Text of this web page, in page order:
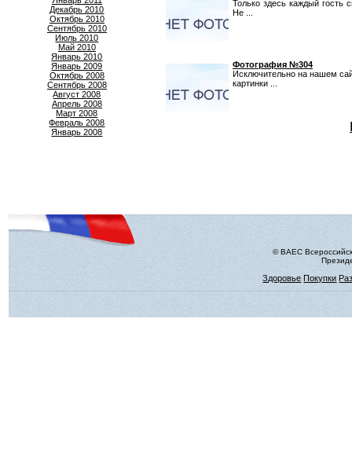
Декабрь 2010
Октябрь 2010
Сентябрь 2010
Июль 2010
Май 2010
Январь 2010
Январь 2009
Октябрь 2008
Сентябрь 2008
Август 2008
Апрель 2008
Март 2008
Февраль 2008
Январь 2008
Только здесь каждый гость
Не ...
Фотография №304
Исключительно на нашем
картинки ...
© ВАЕС
Здоровье Покупки